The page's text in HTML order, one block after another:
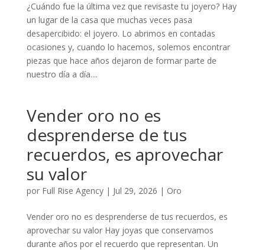
¿Cuándo fue la última vez que revisaste tu joyero? Hay
un lugar de la casa que muchas veces pasa
desapercibido: el joyero. Lo abrimos en contadas
ocasiones y, cuando lo hacemos, solemos encontrar
piezas que hace años dejaron de formar parte de
nuestro día a día....
Vender oro no es
desprenderse de tus
recuerdos, es aprovechar
su valor
por Full Rise Agency| Jul 29, 2026 | Oro
Vender oro no es desprenderse de tus recuerdos, es
aprovechar su valor Hay joyas que conservamos
durante años por el recuerdo que representan. Un